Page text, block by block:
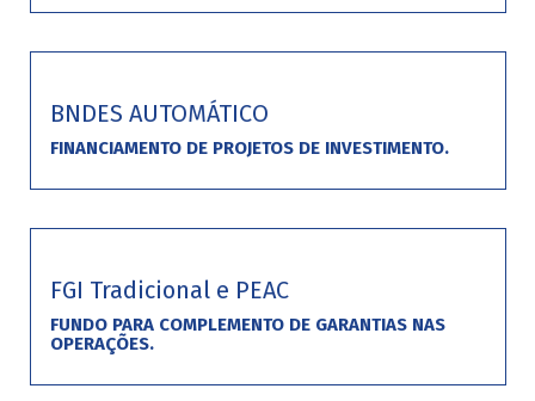
BNDES AUTOMÁTICO
FINANCIAMENTO DE PROJETOS DE INVESTIMENTO.
FGI Tradicional e PEAC
FUNDO PARA COMPLEMENTO DE GARANTIAS NAS
OPERAÇÕES.